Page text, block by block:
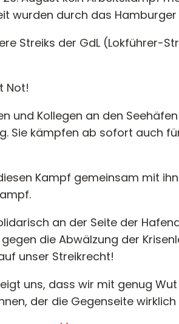
wurden durch das
Streiks der GdL (Lokführer-
Not!
und Kollegen an den
Sie kämpfen ab sofort auch
Kampf gemeinsam mit
an der Seite der
die Abwälzung der
unser Streikrecht!
uns, dass wir mit genug
der die Gegenseite